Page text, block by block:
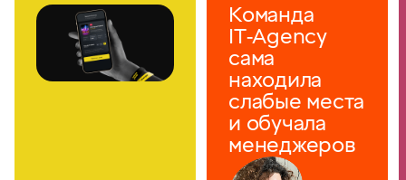
Команда
IT‑Agency
сама
находила
слабые места
и обучала
менеджеров